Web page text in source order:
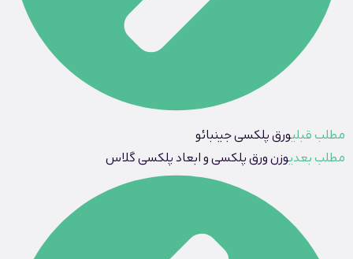
مطلب قبلیورق پلکسی جینبائو
مطلب بعدیوزن ورق پلکسی و ابعاد پلکسی گلاس